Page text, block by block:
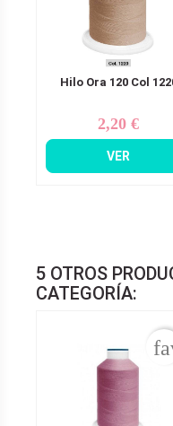
Hilo Ora 120 Col
Precio
2,20 €
VER
5 OTROS
CATEGORÍA: